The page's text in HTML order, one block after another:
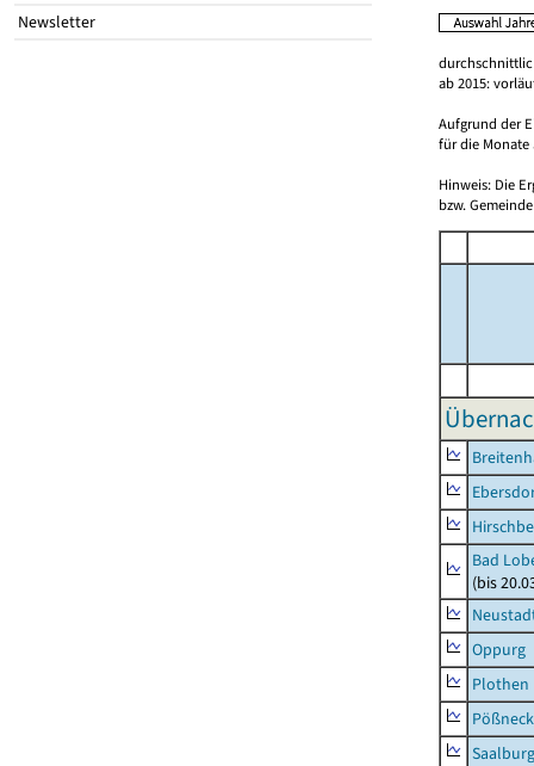
Newsletter
ab 2015:
Aufgrund der
für die Monate
Hinweis: Die
bzw.
Bad
(bis
Oppurg
Plothen